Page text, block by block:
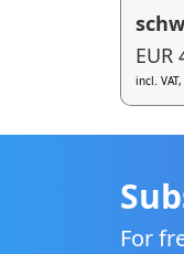
EUR
incl.
For